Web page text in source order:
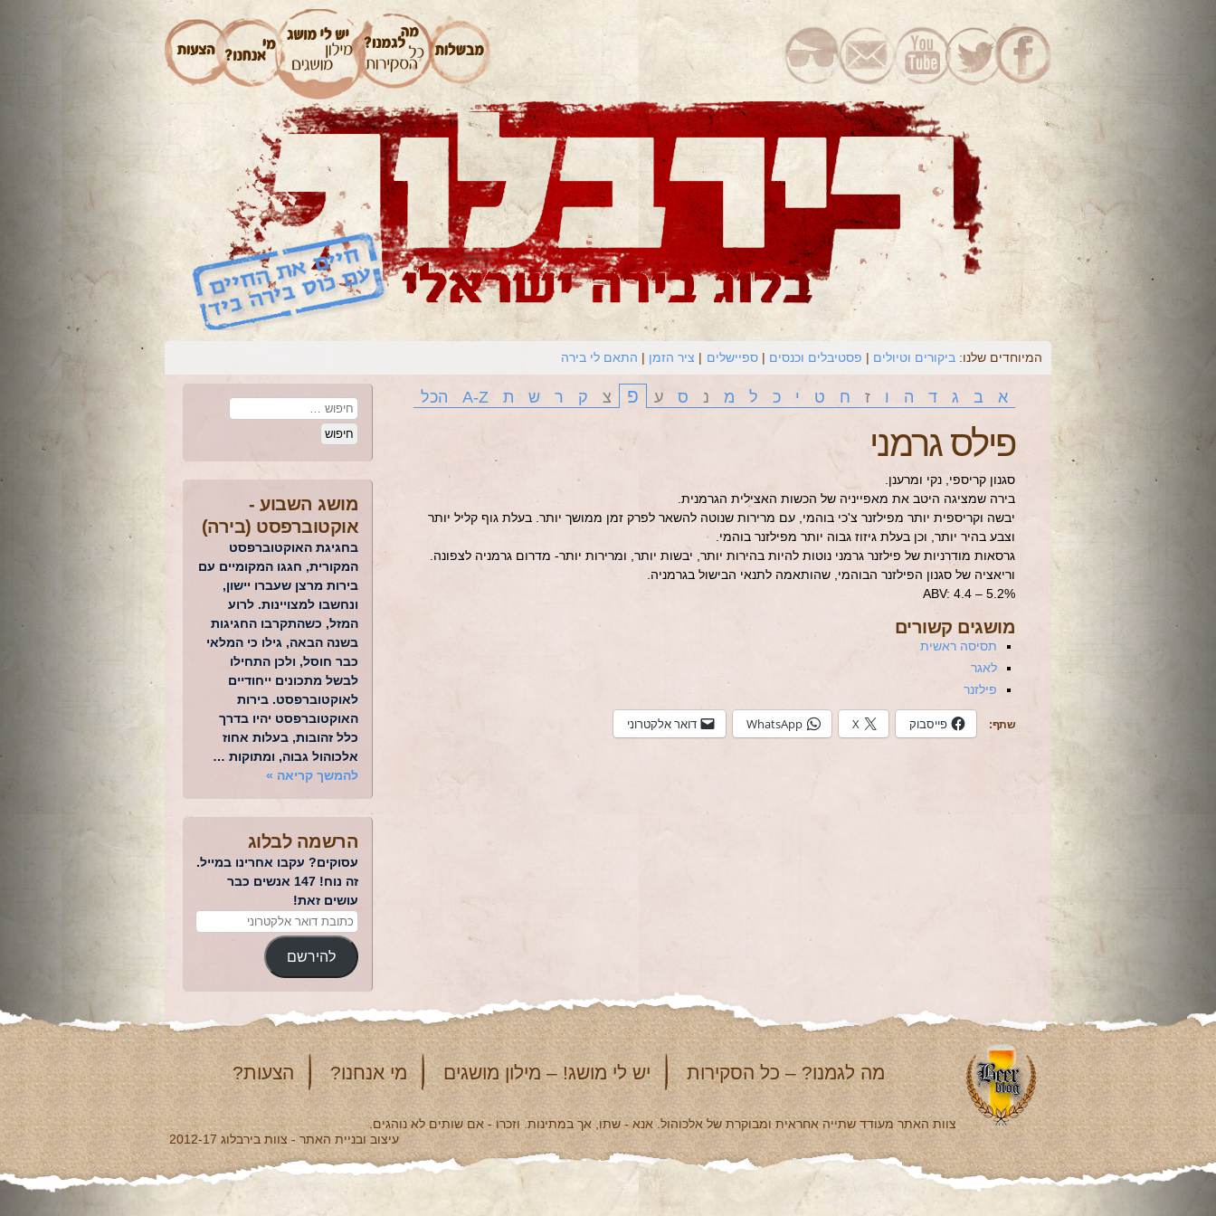
המיוחדים שלנו: ביקורים וטיולים פסטיבלים וכנסים ספיישלים ציר הזמן התאם לי בירה
א ב ג ד ה ו ז ח ט י כ ל מ נ ס ע פ צ ק ר ש ת A-Z הכל
פילס גרמני
סגנון קריספי, נקי ומרענן.
בירה שמציגה היטב את מאפייניה של הכשות האצילית הגרמנית.
יבשה וקריספית יותר מפילזנר צ'כי בוהמי, עם מרירות שנוטה להשאר לפרק זמן ממושך יותר. בעלת גוף קליל יותר
וצבע בהיר יותר, וכן בעלת גיזוז גבוה יותר מפילזנר בוהמי.
גרסאות מודרניות של פילזנר גרמני נוטות להיות בהירות יותר, יבשות יותר, ומרירות יותר- מדרום גרמניה לצפונה.
וריאציה של סגנון הפילזנר הבוהמי, שהותאמה לתנאי הבישול בגרמניה.
ABV: 4.4 – 5.2%
מושגים קשורים
תסיסה ראשית
לאגר
פילזנר
שתף: פייסבוק X
WhatsApp דואר אלקטרוני
מושג השבוע -
אוקטוברפסט (בירה)
בחגיגת האוקטוברפסט
המקורית, חגגו המקומיים עם
בירות מרצן שעברו יישון,
ונחשבו למצויינות. לרוע
המזל, כשהתקרבו החגיגות
בשנה הבאה, גילו כי המלאי
כבר חוסל, ולכן התחילו
לבשל מתכונים ייחודיים
לאוקטוברפסט. בירות
האוקטוברפסט יהיו בדרך
כלל זהובות, בעלות אחוז
אלכוהול גבוה, ומתוקות …
להמשך קריאה »
הרשמה לבלוג
עסוקים? עקבו אחרינו במייל.
זה נוח! 147 אנשים כבר
עושים זאת!
להירשם
מה לגמנו? – כל הסקירות יש לי מושג! – מילון מושגים מי אנחנו? הצעות?
צוות האתר מעודד שתייה אחראית ומבוקרת של אלכוהול. אנא - שתו, אך במתינות. וזכרו - אם שותים לא נוהגים.
עיצוב ובניית האתר - צוות בירבלוג 2012-17